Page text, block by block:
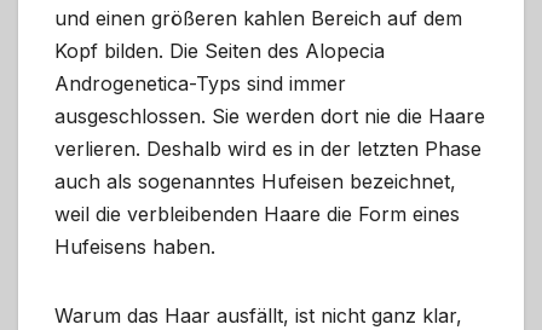
und einen größeren kahlen Bereich auf dem
Kopf bilden. Die Seiten des Alopecia
Androgenetica-Typs sind immer
ausgeschlossen. Sie werden dort nie die Haare
verlieren. Deshalb wird es in der letzten Phase
auch als sogenanntes Hufeisen bezeichnet,
weil die verbleibenden Haare die Form eines
Hufeisens haben.
Warum das Haar ausfällt, ist nicht ganz klar,